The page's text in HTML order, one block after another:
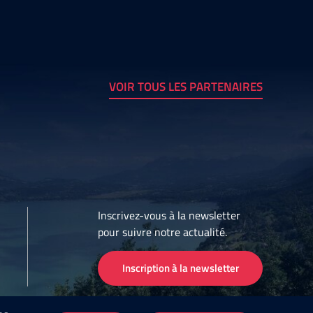
VOIR TOUS LES PARTENAIRES
Inscrivez-vous à la newsletter
pour suivre notre actualité.
Inscription à la newsletter